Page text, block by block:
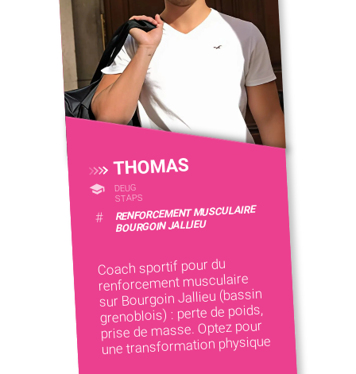
THOMAS
DEUG
STAPS
# RENFORCEMENT MUSCULAIRE
BOURGOIN JALLIEU
Coach sportif pour du
renforcement musculaire
sur Bourgoin Jallieu (bassin
grenoblois) : perte de poids,
prise de masse. Optez pour
une transformation physique